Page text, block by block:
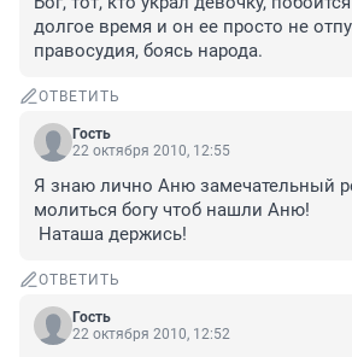
долгое время и он ее просто не
правосудия, боясь народа.
ОТВЕТИТЬ
Гость
22 октября 2010, 12:55
Я знаю лично Аню замечательный
молиться богу чтоб нашли Аню!
Наташа держись!
ОТВЕТИТЬ
Гость
22 октября 2010, 12:52